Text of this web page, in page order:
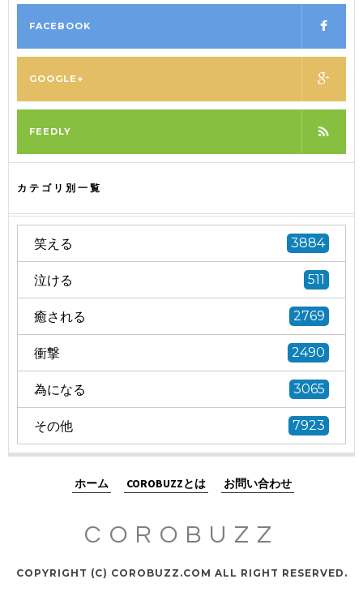
FACEBOOK
GOOGLE+
FEEDLY
カテゴリ別一覧
笑える 3884
泣ける 511
癒される 2769
衝撃 2490
為になる 3065
その他 7923
ホーム COROBUZZとは お問い合わせ
COROBUZZ
COPYRIGHT (C) COROBUZZ.COM ALL RIGHT RESERVED.